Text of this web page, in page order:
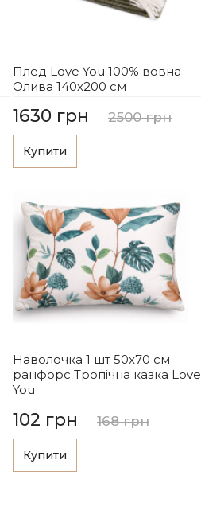
Плед Love You 100% вовна
Олива 140х200 см
1630 грн 2500 грн
Купити
Наволочка 1 шт 50x70 см
ранфорс Тропічна казка Love
You
102 грн 168 грн
Купити